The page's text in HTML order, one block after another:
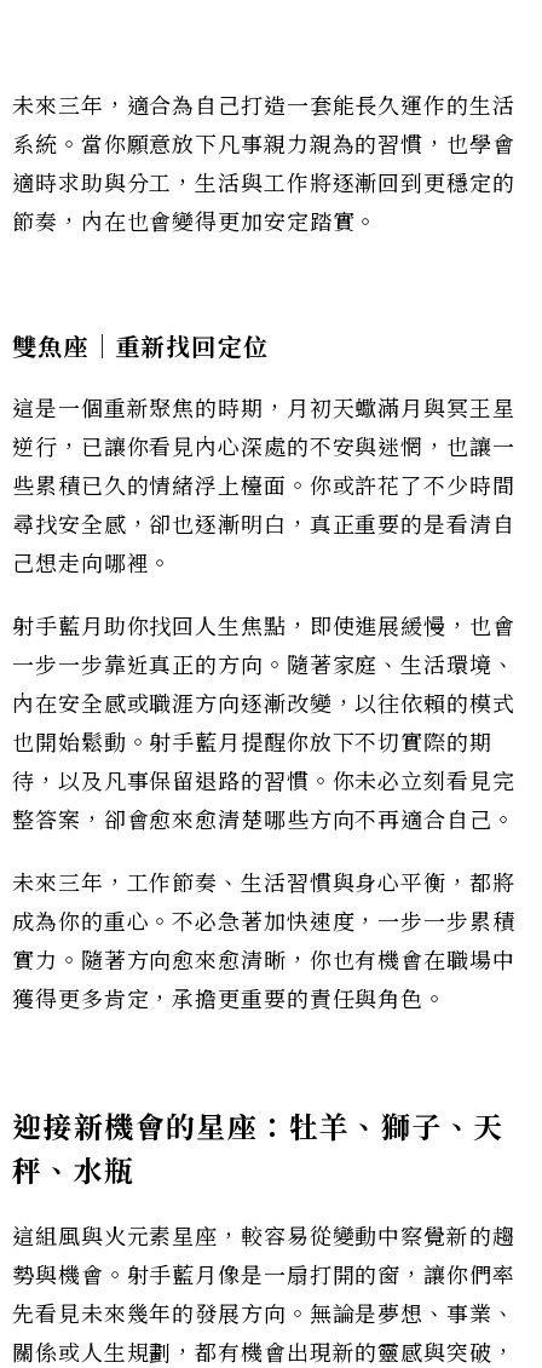
未來三年，適合為自己打造一套能長久運作的生活
系統。當你願意放下凡事親力親為的習慣，也學會
適時求助與分工，生活與工作將逐漸回到更穩定的
節奏，內在也會變得更加安定踏實。
雙魚座｜重新找回定位
這是一個重新聚焦的時期，月初天蠍滿月與冥王星
逆行，已讓你看見內心深處的不安與迷惘，也讓一
些累積已久的情緒浮上檯面。你或許花了不少時間
尋找安全感，卻也逐漸明白，真正重要的是看清自
己想走向哪裡。
射手藍月助你找回人生焦點，即使進展緩慢，也會
一步一步靠近真正的方向。隨著家庭、生活環境、
內在安全感或職涯方向逐漸改變，以往依賴的模式
也開始鬆動。射手藍月提醒你放下不切實際的期
待，以及凡事保留退路的習慣。你未必立刻看見完
整答案，卻會愈來愈清楚哪些方向不再適合自己。
未來三年，工作節奏、生活習慣與身心平衡，都將
成為你的重心。不必急著加快速度，一步一步累積
實力。隨著方向愈來愈清晰，你也有機會在職場中
獲得更多肯定，承擔更重要的責任與角色。
迎接新機會的星座：牡羊、獅子、天
秤、水瓶
這組風與火元素星座，較容易從變動中察覺新的趨
勢與機會。射手藍月像是一扇打開的窗，讓你們率
先看見未來幾年的發展方向。無論是夢想、事業、
關係或人生規劃，都有機會出現新的靈感與突破，